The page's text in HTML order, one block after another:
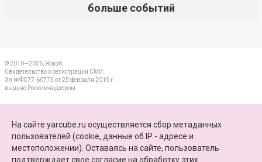
больше событий
© 2010—2026, Яркуб
Свидетельство о регистрации СМИ:
Эл №ФС77-60775 от 25 февраля 2015 г.
выдано Роскомнадзором
ПАРТНЕРЫ
На сайте yarcube.ru осуществляется сбор метаданных
пользователей (cookie, данные об IP - адресе и
местоположении). Оставаясь на сайте, пользователь
подтверждает свое согласие на обработку этих